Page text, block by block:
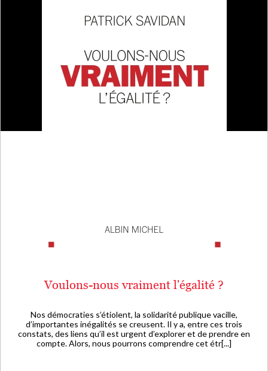
Voulons-nous vraiment l'égalité ?
Nos démocraties s’étiolent, la solidarité publique vacille,
d’importantes inégalités se creusent. Il y a, entre ces trois
constats, des liens qu’il est urgent d’explorer et de prendre en
compte. Alors, nous pourrons comprendre cet étr[...]